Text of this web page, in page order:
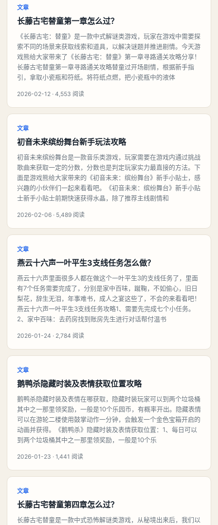
文章
长藤古宅替童第一章怎么过？
《长藤古宅：替童》是一款中式解谜类游戏，玩家在游戏中需要探
索不同的场景来获取线索和道具，以解决谜题并推进剧情。今天游
戏熊给大家带来了《长藤古宅：替童》第一章寻路通关攻略分享！
长藤古宅替童第一章寻路通关攻略替童过开场剧情，根据新手指
引，拿取小瓷瓶和符纸。将符纸点燃，把小瓷瓶中的液体
2026-02-12 · 4,553 阅读
文章
初音未来缤纷舞台新手玩法攻略
初音未来缤纷舞台是一款音乐类游戏，玩家需要在游戏内通过挑战
歌曲来获取一定的分数，分数也是判定玩家实力最直接的方法。下
面是游戏熊给大家带来的《初音未来：缤纷舞台》新手小贴士，感
兴趣的小伙伴们一起来看看吧。《初音未来：缤纷舞台》新手小贴
士新手小贴士前期快速获得水晶，除了推荐主线剧情和
2026-02-06 · 5,489 阅读
文章
燕云十六声一叶平生3支线任务怎么做？
燕云十六声里面很多人都在做这个一叶平生3的支线任务了，里面
有7个任务需要完成了，分别是家中百味，蹴鞠，不如偷心，旧日
梨花，辞生无泪，年事难书，成人之宴这些了，不会的来看看吧！
燕云十六声一叶平生3支线任务攻略1、需要先完成七个小任务。
2、家中百味：去药房找到账房先生进行对话帮付温书
2026-01-24 · 2,784 阅读
文章
鹅鸭杀隐藏时装及表情获取位置攻略
鹅鸭杀隐藏时装及表情在哪获取，隐藏时装玩家可以到两个垃圾桶
其中之一那里领奖励，一般是10个乐园币，有概率开出。隐藏表情
可以在游轮二楼使用鼓掌动作一分钟，会触发一个金色宝箱开启的
动画并获得。《鹅鸭杀》隐藏时装及表情获取位置：1、每日可以
到两个垃圾桶其中之一那里领奖励，一般是10个乐
2026-01-23 · 1,441 阅读
文章
长藤古宅替童第四章怎么过？
长藤古宅替童是一款中式恐怖解谜类游戏，从秘境出来后，我们以